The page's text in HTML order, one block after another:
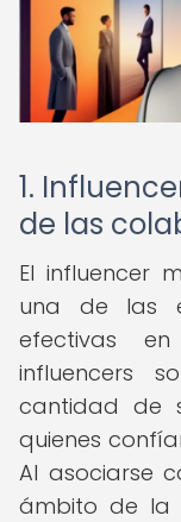
1.
de las
El influencer
una de las
efectivas
influencers
cantidad de
quienes
Al asociarse
ámbito de la